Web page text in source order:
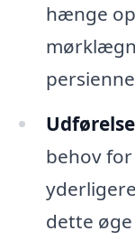
hænge
behov
dette